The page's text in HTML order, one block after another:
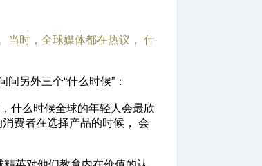
当时，全球媒体都在热议， 什
另外三个“什么时候”：
什么时候全球的年轻人会最欣
费者在选择产品的时候， 会